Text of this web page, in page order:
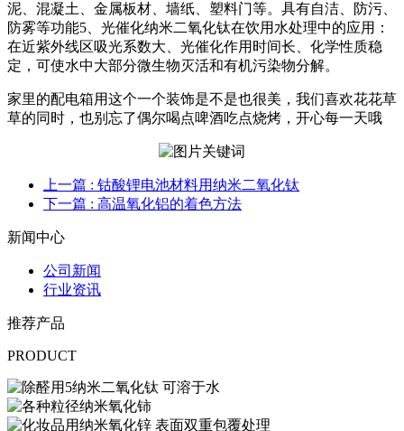
泥、混凝土、金属板材、墙纸、塑料门等。具有自洁、防污、
防雾等功能5、光催化纳米二氧化钛在饮用水处理中的应用：
在近紫外线区吸光系数大、光催化作用时间长、化学性质稳
定，可使水中大部分微生物灭活和有机污染物分解。
家里的配电箱用这个一个装饰是不是也很美，我们喜欢花花草
草的同时，也别忘了偶尔喝点啤酒吃点烧烤，开心每一天哦
上一篇 : 钴酸锂电池材料用纳米二氧化钛
下一篇 : 高温氧化铝的着色方法
新闻中心
公司新闻
行业资讯
推荐产品
PRODUCT